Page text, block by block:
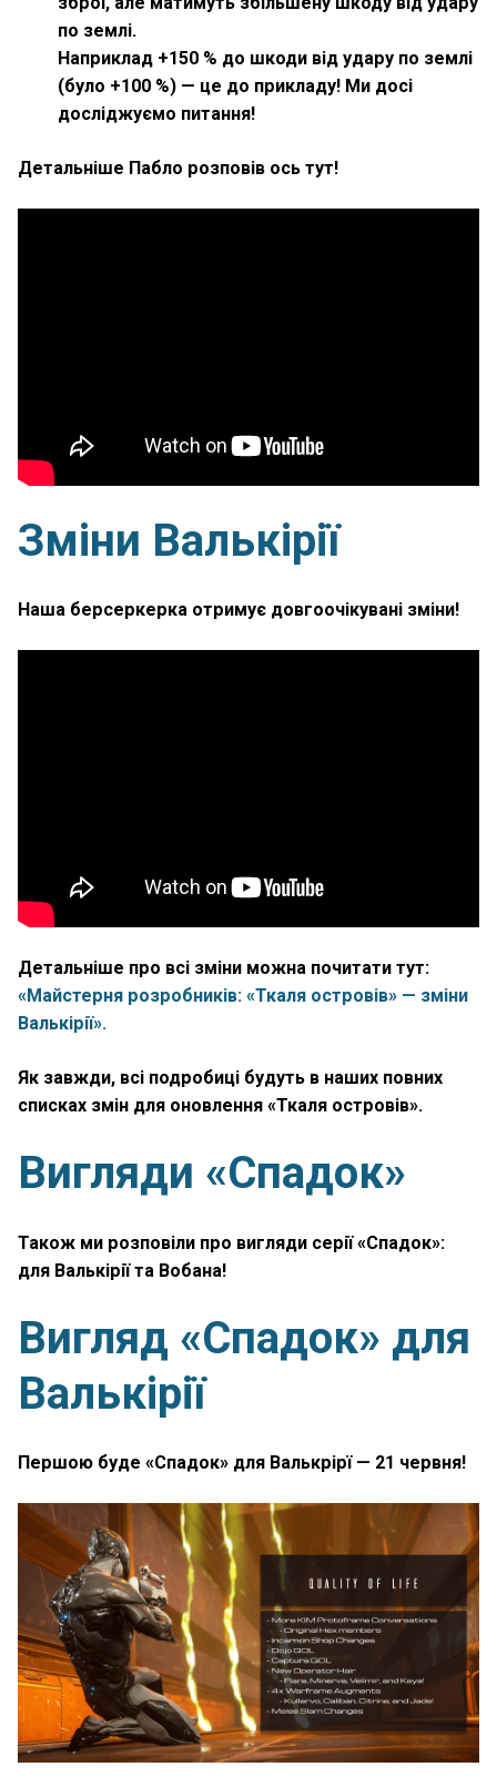
по землі.
Наприклад +150 % до шкоди від удару по землі
(було +100 %) — це до прикладу! Ми досі
досліджуємо питання!
Детальніше Пабло розповів ось тут!
Зміни Валькірії
Наша берсеркерка отримує довгоочікувані зміни!
Детальніше про всі зміни можна почитати тут:
«Майстерня розробників: «Ткаля островів» — зміни
Валькірії».
Як завжди, всі подробиці будуть в наших повних
списках змін для оновлення «Ткаля островів».
Вигляди «Спадок»
Також ми розповіли про вигляди серії «Спадок»:
для Валькірії та Вобана!
Вигляд «Спадок» для
Валькірії
Першою буде «Спадок» для Валькрірї — 21 червня!